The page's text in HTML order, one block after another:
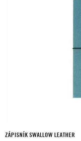
ZÁPISNÍK SWALLOW LEATHER